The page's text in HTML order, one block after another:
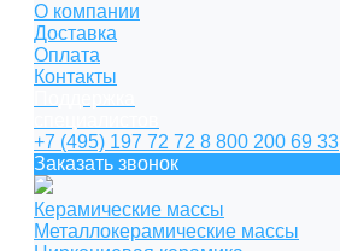
О компании
Доставка
Оплата
Контакты
+7 (495) 197 72 72 8 800 200 69 33
Заказать звонок
Керамические массы
Металлокерамические массы